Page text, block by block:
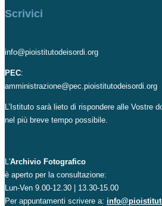
Scrivici
info@pioistitutodeisordi.org
PEC:
amministrazione@pec.pioistitutodeisordi.org
L’Istituto sarà lieto di rispondere alle Vostre
nel più breve tempo possibile.
L'Archivio Fotografico
è aperto per la consultazione:
Lun-Ven 9.00-12.30 | 13.30-15.00
Per appuntamenti scrivere a: